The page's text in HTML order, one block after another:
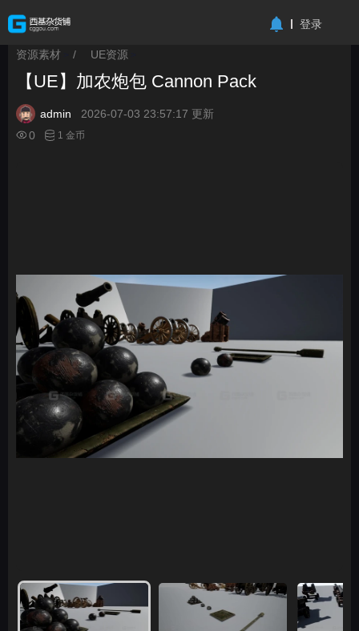
登录
资源素材 / UE资源
【UE】加农炮包 Cannon Pack
admin
2026-07-03 23:57:17 更新
0
1 金币